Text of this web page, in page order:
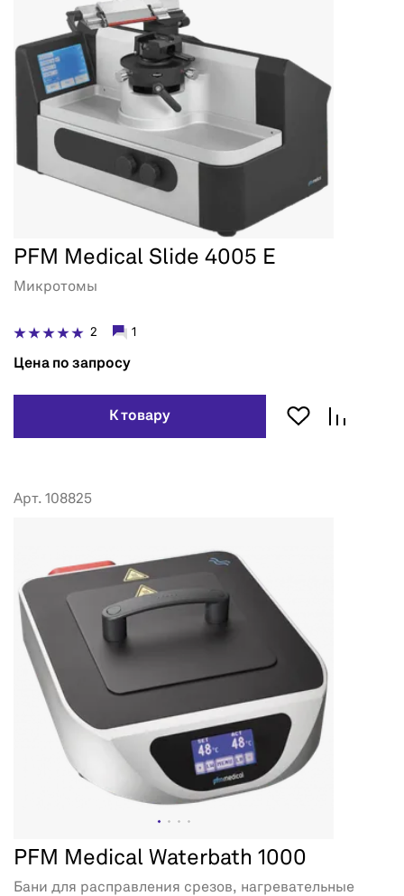
PFM Medical Slide 4005 E
Микротомы
2 1
Цена по запросу
К товару
Арт. 108825
PFM Medical Waterbath 1000
Бани для расправления срезов, нагревательные